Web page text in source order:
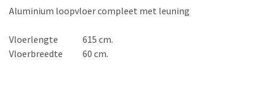
Aluminium loopvloer compleet met leuning
Vloerlengte
615 cm.
Vloerbreedte 60 cm.